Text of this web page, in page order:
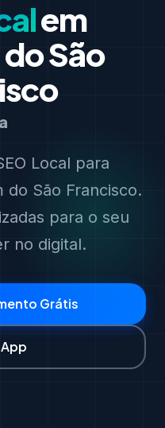
em
São
Local para
São Francisco.
para o seu
no digital.
Grátis